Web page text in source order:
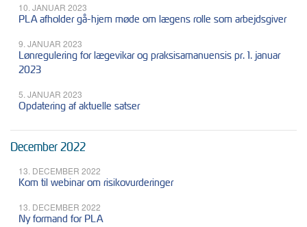
10. JANUAR 2023
PLA afholder gå-hjem møde om lægens rolle som arbejdsgiver
9. JANUAR 2023
Lønregulering for lægevikar og praksisamanuensis pr. 1. januar
2023
5. JANUAR 2023
Opdatering af aktuelle satser
December 2022
13. DECEMBER 2022
Kom til webinar om risikovurderinger
13. DECEMBER 2022
Ny formand for PLA